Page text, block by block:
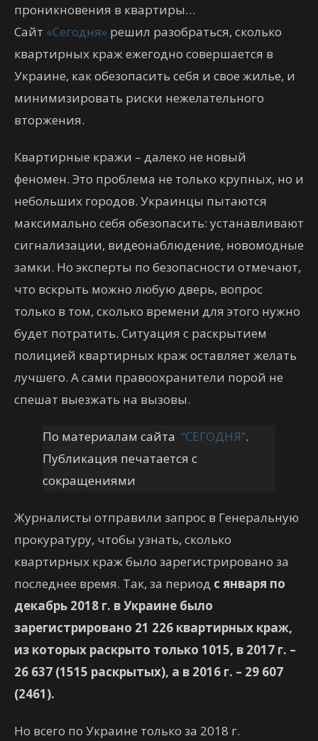
проникновения в квартиры…
Сайт «Сегодня» решил разобраться, сколько
квартирных краж ежегодно совершается в
Украине, как обезопасить себя и свое жилье, и
минимизировать риски нежелательного
вторжения.
Квартирные кражи – далеко не новый
феномен. Это проблема не только крупных, но и
небольших городов. Украинцы пытаются
максимально себя обезопасить: устанавливают
сигнализации, видеонаблюдение, новомодные
замки. Но эксперты по безопасности отмечают,
что вскрыть можно любую дверь, вопрос
только в том, сколько времени для этого нужно
будет потратить. Ситуация с раскрытием
полицией квартирных краж оставляет желать
лучшего. А сами правоохранители порой не
спешат выезжать на вызовы.
По материалам сайта “СЕГОДНЯ”.
Публикация печатается с
сокращениями
Журналисты отправили запрос в Генеральную
прокуратуру, чтобы узнать, сколько
квартирных краж было зарегистрировано за
последнее время. Так, за период с января по
декабрь 2018 г. в Украине было
зарегистрировано 21 226 квартирных краж,
из которых раскрыто только 1015, в 2017 г. –
26 637 (1515 раскрытых), а в 2016 г. – 29 607
(2461).
Но всего по Украине только за 2018 г.